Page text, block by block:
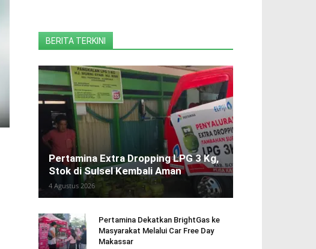
BERITA TERKINI
Pertamina Extra Dropping LPG 3 Kg,
Stok di Sulsel Kembali Aman
4 Agustus 2026
Pertamina Dekatkan BrightGas ke
Masyarakat Melalui Car Free Day
Makassar